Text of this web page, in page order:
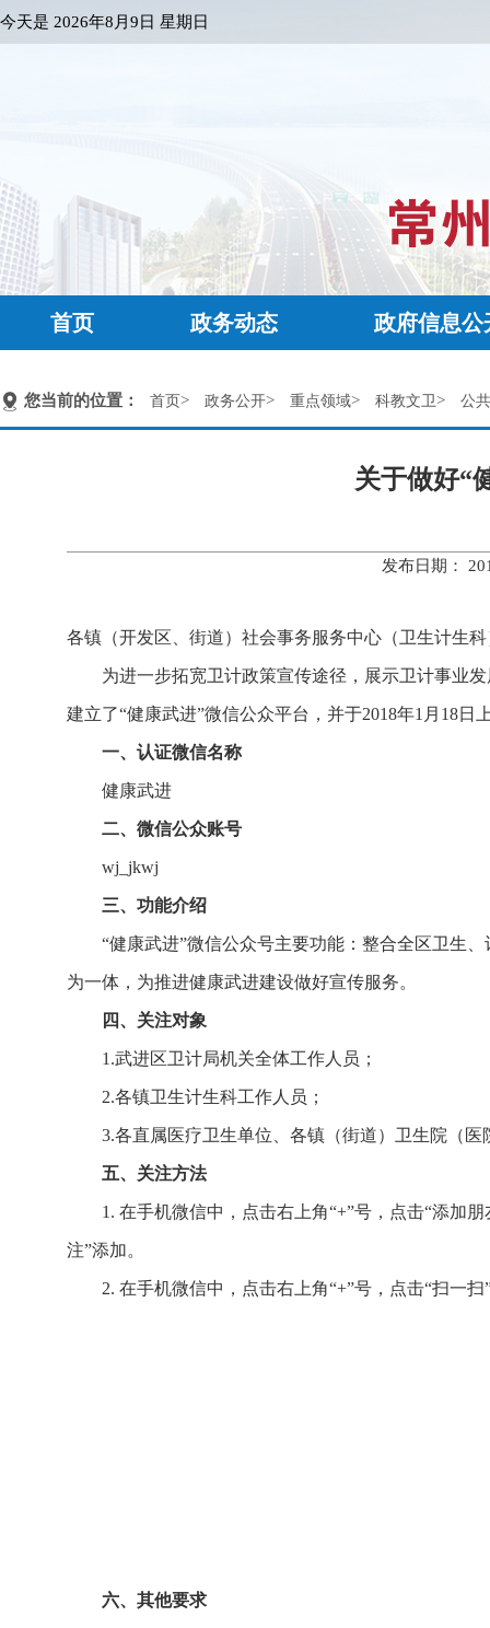
今天是 2026年8月9日 星期日
首页 政务动态 政府信息公
您当前的位置： 首页> 政务公开> 重点领域> 科教文卫> 公
关于做好“
发布日期：
各镇（开发区、街道）社会事务服务中心（卫生计生
为进一步拓宽卫计政策宣传途径，展示卫计事业
建立了“健康武进”微信公众平台，并于2018年1月18
一、认证微信名称
健康武进
二、微信公众账号
wj_jkwj
三、功能介绍
“健康武进”微信公众号主要功能：整合全区卫生
为一体，为推进健康武进建设做好宣传服务。
四、关注对象
1.武进区卫计局机关全体工作人员；
2.各镇卫生计生科工作人员；
3.各直属医疗卫生单位、各镇（街道）卫生院（
五、关注方法
1. 在手机微信中，点击右上角“+”号，点击“添加
注”添加。
2. 在手机微信中，点击右上角“+”号，点击“扫一
六、其他要求